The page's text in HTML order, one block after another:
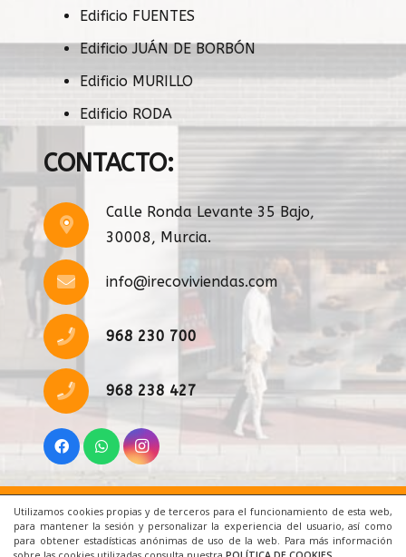
Utilizamos cookies propias y de terceros para el funcionamiento de esta web,
para mantener la sesión y personalizar la experiencia del usuario, así como
para obtener estadísticas anónimas de uso de la web. Para más información
Edificio FUENTES
Edificio JUÁN DE BORBÓN
Edificio MURILLO
Edificio RODA
CONTACTO:
Calle Ronda Levante 35 Bajo,
30008, Murcia.
info@irecoviviendas.com
968 230 700
968 238 427
Inicio|Aviso Legal|Cookies|Contacto